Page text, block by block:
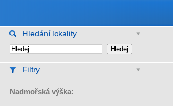
Hledání lokality
Filtry
Nadmořská výška: